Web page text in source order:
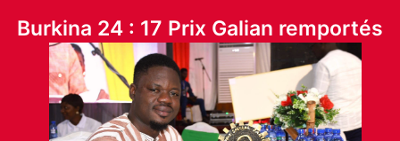
Burkina 24 : 17 Prix Galian remportés